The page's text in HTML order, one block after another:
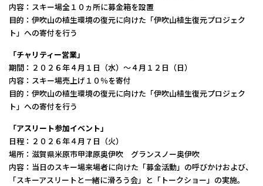
内容：スキー場全１０ヵ所に募金箱を設置
目的：伊吹山の植生環境の復元に向けた「伊吹山植生復元プロジェク
ト」への寄付を行う
「チャリティー営業」
期間：２０２６年４月１日（水）～４月１２日（日）
内容：スキー場売上げ１０％を寄付
目的：伊吹山の植生環境の復元に向けた「伊吹山植生復元プロジェク
ト」への寄付を行う
「アスリート参加イベント」
日程：２０２６年４月７日（火）
場所：滋賀県米原市甲津原奥伊吹 グランスノー奥伊吹
​内容：当日のスキー場来場者に向けた「募金活動」の呼びかけおよび、
「スキーアスリートと一緒に滑ろう会」と「トークショー」の実施。